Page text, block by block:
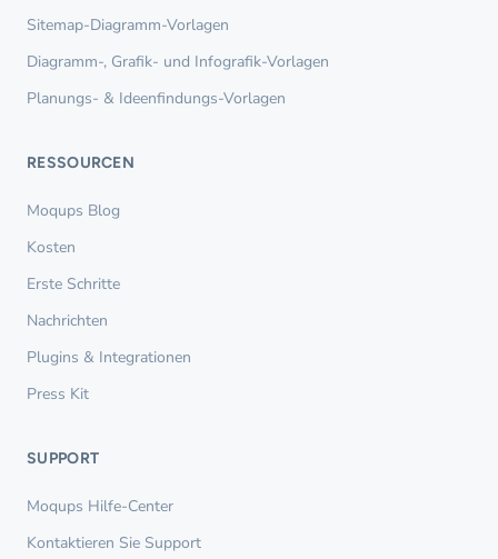
Sitemap-Diagramm-Vorlagen
Diagramm-, Grafik- und Infografik-Vorlagen
Planungs- & Ideenfindungs-Vorlagen
RESSOURCEN
Moqups Blog
Kosten
Erste Schritte
Nachrichten
Plugins & Integrationen
Press Kit
SUPPORT
Moqups Hilfe-Center
Kontaktieren Sie Support